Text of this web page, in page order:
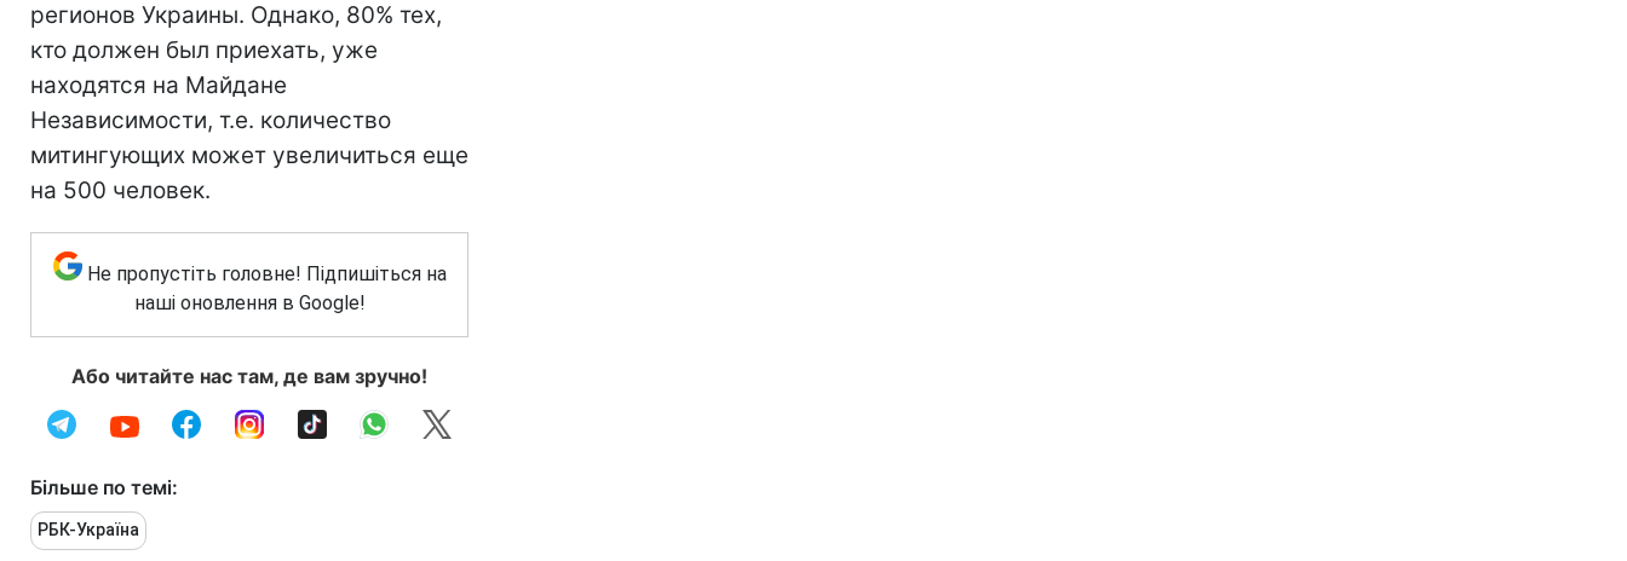
регионов Украины. Однако, 80% тех,
кто должен был приехать, уже
находятся на Майдане
Независимости, т.е. количество
митингующих может увеличиться еще
на 500 человек.
Не пропустіть головне! Підпишіться на
наші оновлення в Google!
Або читайте нас там, де вам зручно!
Більше по темі:
РБК-Україна